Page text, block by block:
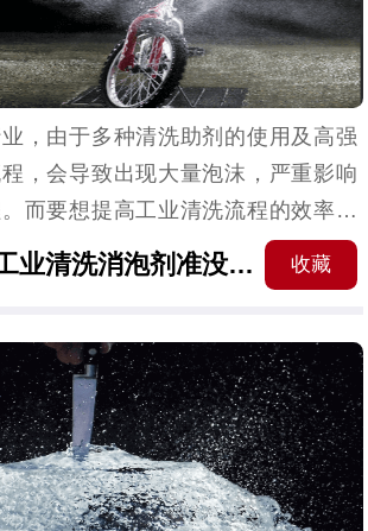
这样选择工业清洗消泡剂准没错！ 收藏
，由于多种清洗助剂的使用及高强
，会导致出现大量泡沫，严重影响
而要想提高工业清洗流程的效率，
业清洗消泡剂的协助。但此类消泡剂
如何选择呢？接下来，就跟着华盛源